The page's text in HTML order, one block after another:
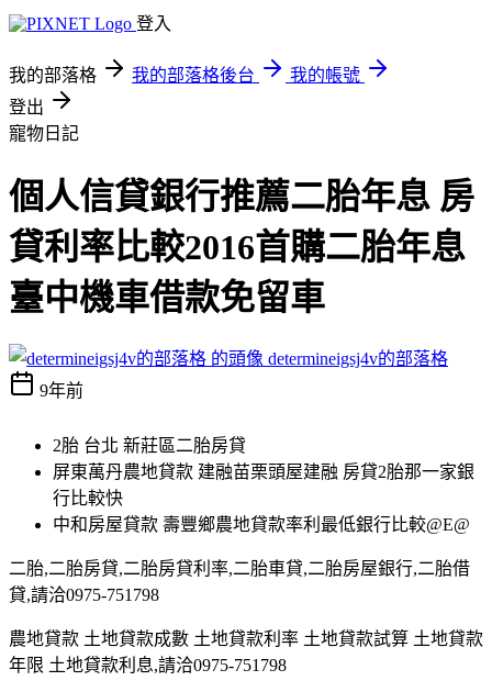
登入
我的部落格 我的部落格後台
我的帳號
登出
寵物日記
個人信貸銀行推薦二胎年息 房
貸利率比較2016首購二胎年息
臺中機車借款免留車
determineigsj4v的部落格
9年前
2胎 台北 新莊區二胎房貸
屏東萬丹農地貸款 建融苗栗頭屋建融 房貸2胎那一家銀
行比較快
中和房屋貸款 壽豐鄉農地貸款率利最低銀行比較@E@
二胎,二胎房貸,二胎房貸利率,二胎車貸,二胎房屋銀行,二胎借
貸,請洽0975-751798
農地貸款 土地貸款成數 土地貸款利率 土地貸款試算 土地貸款
年限 土地貸款利息,請洽0975-751798